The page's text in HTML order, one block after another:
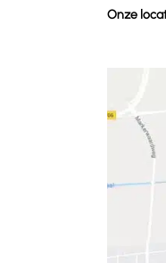
Onze